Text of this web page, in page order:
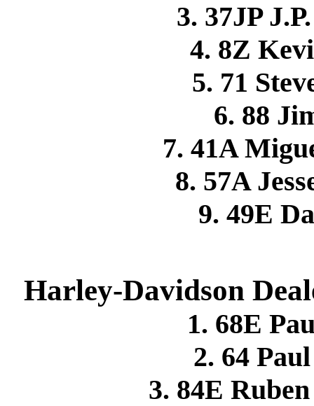
3. 37JP
4. 8Z
5. 71
6. 88
7. 41A
8. 57A
9. 49E
Harley-Davidson
1. 68E
2. 64
3. 84E